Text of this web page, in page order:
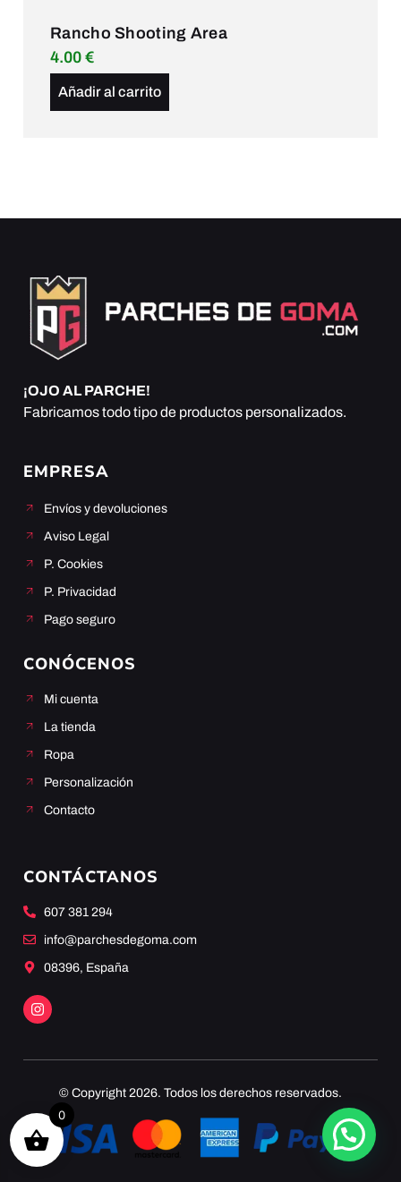
Rancho Shooting Area
4.00 €
Añadir al carrito
¡OJO AL PARCHE!
Fabricamos todo tipo de productos personalizados.
EMPRESA
Envíos y devoluciones
Aviso Legal
P. Cookies
P. Privacidad
Pago seguro
CONÓCENOS
Mi cuenta
La tienda
Ropa
Personalización
Contacto
CONTÁCTANOS
607 381 294
info@parchesdegoma.com
08396, España
© Copyright 2026. Todos los derechos reservados.
0